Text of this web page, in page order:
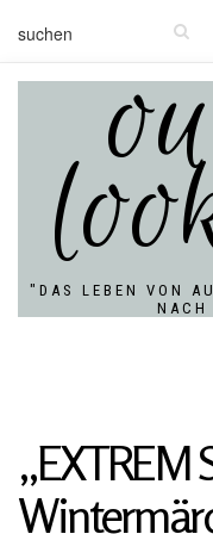
"DAS LEBEN VON
ACH
„EXTREM